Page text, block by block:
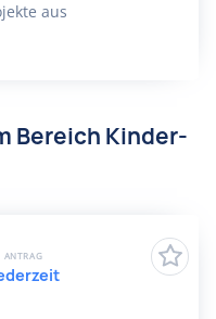
aus
Bereich Kinder-
ANTRAG